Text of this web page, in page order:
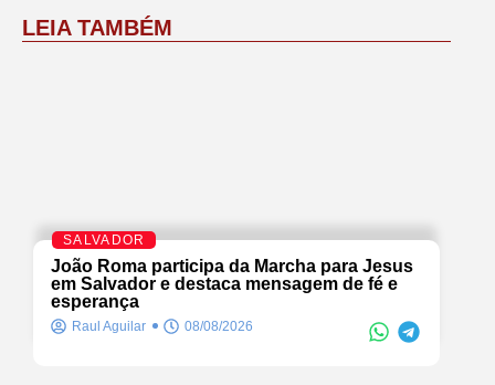
LEIA TAMBÉM
SALVADOR
João Roma participa da Marcha para Jesus
em Salvador e destaca mensagem de fé e
esperança
Raul Aguilar 08/08/2026